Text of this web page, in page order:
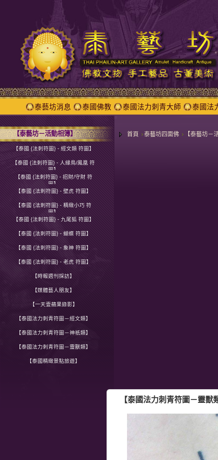
泰藝坊消息 泰國佛教 泰國法力刺青大師 泰國法
首頁 泰藝坊四面佛 【泰藝坊－
【泰藝坊－活動相簿】
【泰國 {法刺符圖} - 經文類 符圖】
【泰國 {法刺符圖} - 人緣鳥/鳳凰 符
圖】
【泰國 {法刺符圖} - 招財/守財 符
圖】
【泰國 {法刺符圖} - 壁虎 符圖】
【泰國 {法刺符圖} - 精緻小巧 符
圖】
【泰國 {法刺符圖} - 九尾狐 符圖】
【泰國 {法刺符圖} - 蝴蝶 符圖】
【泰國 {法刺符圖} - 象神 符圖】
【泰國 {法刺符圖} - 老虎 符圖】
【時報週刊採訪】
【媒體藝人朋友】
【一天壹蘋果錄影】
【泰國法力刺青符圖－經文類】
【泰國法力刺青符圖－神祇類】
【泰國法力刺青符圖－靈獸類】
【泰國精緻景點旅遊】
【泰國法力刺青符圖－靈